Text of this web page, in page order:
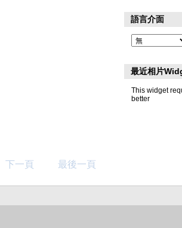
下一頁 最後一頁
語言介面
最近相片
This widget
better